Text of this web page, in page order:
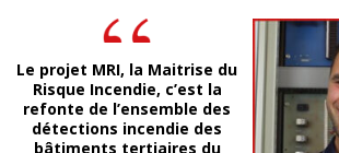
Le projet MRI, la Maitrise du
Risque Incendie, c’est la
refonte de l’ensemble des
détections incendie des
bâtiments tertiaires du